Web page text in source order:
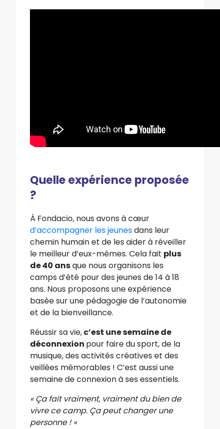
Quelle expérience proposée
?
À Fondacio, nous avons à cœur
d’accompagner les jeunesdans leur
chemin humain et de les aider à réveiller
le meilleur d’eux-mêmes. Cela fait plus
de 40 ansque nous organisons les
camps d’été pour des jeunes de 14 à 18
ans. Nous proposons une expérience
basée sur une pédagogie de l’autonomie
et de la bienveillance.
Réussir sa vie,c’est une semaine de
déconnexion pour faire du sport, de la
musique, des activités créatives et des
veillées mémorables ! C’est aussi une
semaine de connexion à ses essentiels.
« Ça fait vraiment, vraiment du bien de
vivre ce camp. Ça peut changer une
personne ! »